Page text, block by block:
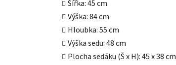
Šířka: 45 cm
Výška: 84 cm
Hloubka: 55 cm
Výška sedu: 48 cm
Plocha sedáku (Š x H): 45 x 38 cm